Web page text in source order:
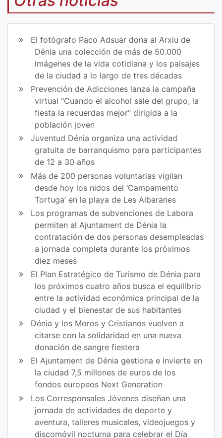
art
en
Fa
ce
bo
ok
art
ir
en
Tw
itt
er
El fotógrafo Paco Adsuar dona al Arxiu de
Dénia una colección de más de 50.000
imágenes de la vida cotidiana y los paisajes
de la ciudad a lo largo de tres décadas
Prevención de Adicciones lanza la campaña
virtual "Cuando el alcohol sale del grupo, la
fiesta la recuerdas mejor" dirigida a la
población joven
Juventud Dénia organiza una actividad
gratuita de barranquismo para participantes
de 12 a 30 años
Más de 200 personas voluntarias vigilan
desde hoy los nidos del ‘Campamento
Tortuga’ en la playa de Les Albaranes
Los programas de subvenciones de Labora
permiten al Ajuntament de Dénia la
contratación de dos personas desempleadas
a jornada completa durante los próximos
diez meses
El Plan Estratégico de Turismo de Dénia para
los próximos cuatro años busca el equilibrio
entre la actividad económica principal de la
ciudad y el bienestar de sus habitantes
Dénia y los Moros y Cristianos vuelven a
citarse con la solidaridad en una nueva
donación de sangre fiestera
El Ajuntament de Dénia gestiona e invierte en
la ciudad 7,5 millones de euros de los
fondos europeos Next Generation
Los Corresponsales Jóvenes diseñan una
jornada de actividades de deporte y
aventura, talleres musicales, videojuegos y
discomóvil nocturna para celebrar el Día